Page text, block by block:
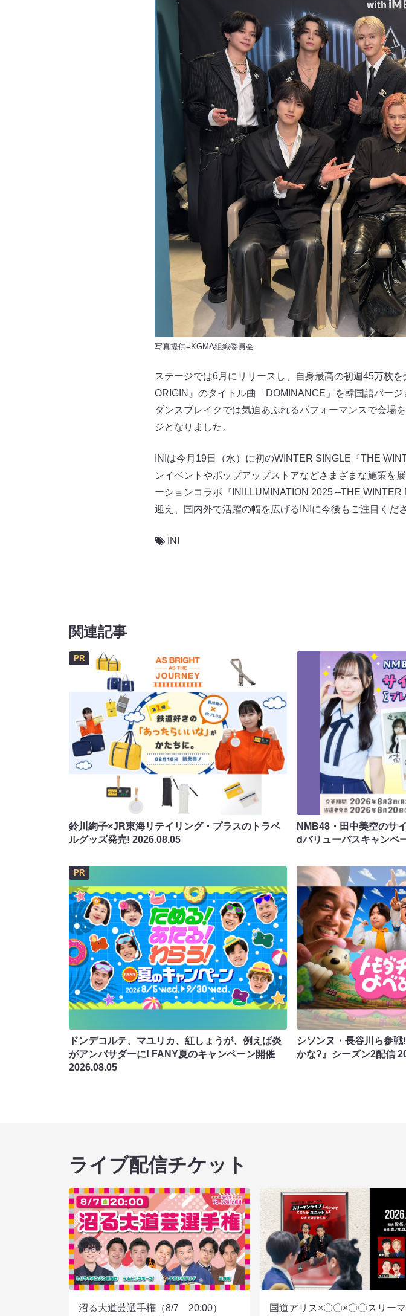
写真提供=KGMA組織委員会
ステージでは6月にリリースし、自身最高の初週45万枚
ORIGIN』のタイトル曲「DOMINANCE」を韓国語バー
ダンスブレイクでは気迫あふれるパフォーマンスで会場
ジとなりました。
INIは今月19日（水）に初のWINTER SINGLE『THE
ンイベントやポップアップストアなどさまざまな施策を
ーションコラボ『INILLUMINATION 2025 –THE
迎え、国内外で活躍の幅を広げるINIに今後もご注目くださ
INI
関連記事
PR
鈴川絢子×JR東海リテイリング・プラスのトラベ
ルグッズ発売! 2026.08.05
NMB48・田中美空のサ
dバリューパスキャンペ
PR
ドンデコルテ、マユリカ、紅しょうが、例えば炎
がアンバサダーに! FANY夏のキャンペーン開催
2026.08.05
シソンヌ・長谷川ら参
かな?』シーズン2配信
ライブ配信チケット
沼る大道芸選手権（8/7 20:00） 国道アリス×〇〇×〇〇スリー